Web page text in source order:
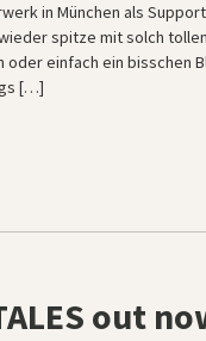
in München als
spitze mit solch
einfach ein bisschen
[…]
out